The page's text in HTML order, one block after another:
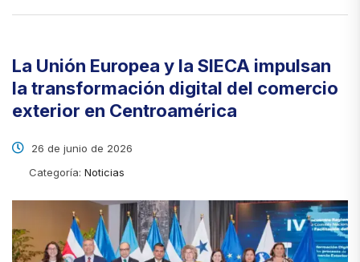
La Unión Europea y la SIECA impulsan
la transformación digital del comercio
exterior en Centroamérica
26 de junio de 2026
Categoría: Noticias